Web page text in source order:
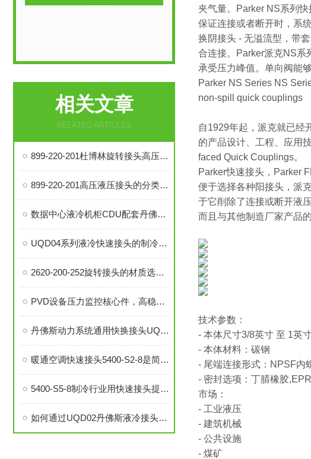
相关文章
RELATED ARTICLES
899-220-201杜博林旋转接头高压液压接头的安装、调试与维护技巧
899-220-201高压液压接头的分类和注意事项
数据中心液冷机柜CDU配套丹佛斯MBT3252 型温度传感器
UQD04系列液冷快速接头的制冷剂选择、冷却效率和可靠性分析
2620-200-252旋转接头的材质选择与耐用性分析
PVD设备压力监控核心件，高稳定性压力开关现货秒发
丹佛斯动力系统通用快换接头UQD，实现数据中心高效液冷
暖通空调快速接头5400-S2-8是简便安装、可靠密封的理想选择
5400-S5-8制冷行业用快速接头提升系统稳定性与操作便捷性
如何通过UQD02丹佛斯液冷接头提升冷却系统的耐用性？
夹气量。Parker NS系列
保证连接或者断开时，系
换阴接头 - 无溢流型，带
合连接。Parker派克NS系
承受压力峰值。单向阀能
Parker NS Series NS
non-spill quick couplings
自1929年起，派克就已经
的产品设计、工程、应用
faced Quick Couplings。
Parker快速接头，Parker
便于选择各种阳接头，派
于它削除了连接或断开液
而且与其他制造厂家产品
技术参数：
- 本体尺寸3/8英寸 至 1英
- 本体材料：碳钢
- 尾端连接形式：NPSF内
- 密封选项：丁腈橡胶
市场：
- 工业液压
- 建筑机械
- 公共设施
- 煤矿